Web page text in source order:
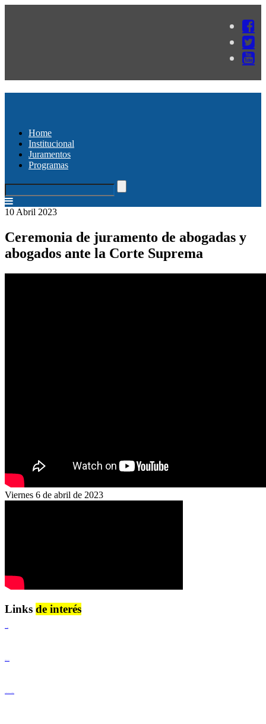
Home
Institucional
Juramentos
Programas
10 Abril 2023
Ceremonia de juramento de abogadas y
abogados ante la Corte Suprema
Viernes 6 de abril de 2023
Links de interés